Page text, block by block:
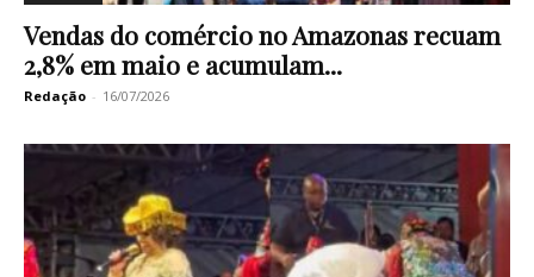
Vendas do comércio no Amazonas recuam
2,8% em maio e acumulam...
Redação - 16/07/2026